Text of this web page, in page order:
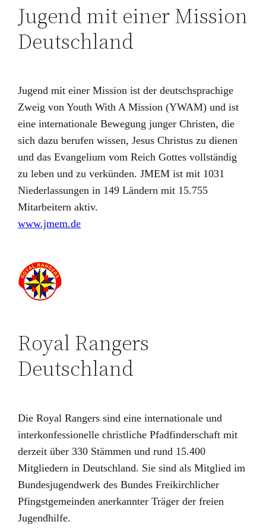
Jugend mit einer Mission
Deutschland
Jugend mit einer Mission ist der deutschsprachige
Zweig von Youth With A Mission (YWAM) und ist
eine internationale Bewegung junger Christen, die
sich dazu berufen wissen, Jesus Christus zu dienen
und das Evangelium vom Reich Gottes vollständig
zu leben und zu verkünden. JMEM ist mit 1031
Niederlassungen in 149 Ländern mit 15.755
Mitarbeitern aktiv.
www.jmem.de
Royal Rangers
Deutschland
Die Royal Rangers sind eine internationale und
interkonfessionelle christliche Pfadfinderschaft mit
derzeit über 330 Stämmen und rund 15.400
Mitgliedern in Deutschland. Sie sind als Mitglied im
Bundesjugendwerk des Bundes Freikirchlicher
Pfingstgemeinden anerkannter Träger der freien
Jugendhilfe.